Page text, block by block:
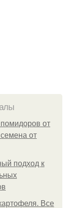
помидоров от
от
подход к
Все